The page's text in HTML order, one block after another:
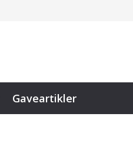
Gaveartikler